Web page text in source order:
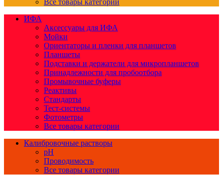
Все товары категории
ИФА
Аксессуары для ИФА
Мойки
Ориентаторы и пленки для планшетов
Планшеты
Подставки и держатели для микропланшетов
Принадлежности для пробоотбора
Промывочные буферы
Реактивы
Стандарты
Тест-системы
Фотометры
Все товары категории
Калибровочные растворы
pH
Проводимость
Все товары категории